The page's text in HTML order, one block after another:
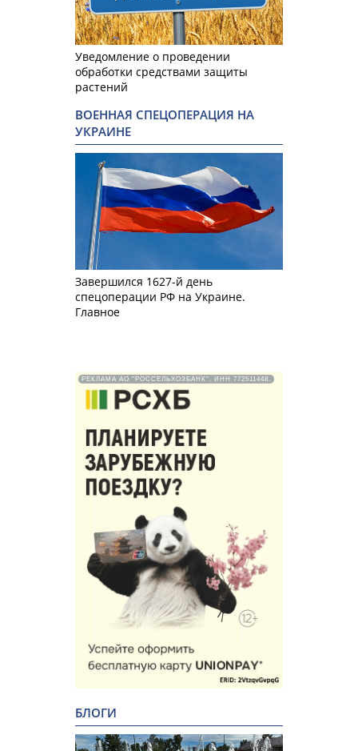
Уведомление о проведении
обработки средствами защиты
растений
ВОЕННАЯ СПЕЦОПЕРАЦИЯ НА
УКРАИНЕ
Завершился 1627-й день
спецоперации РФ на Украине.
Главное
РЕКЛАМА АО "РОССЕЛЬХОЗБАНК". ИНН 772511448.
БЛОГИ